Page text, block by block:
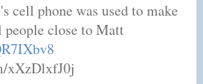
cell phone was used to make
people close to Matt
xXzDlxfJ0j